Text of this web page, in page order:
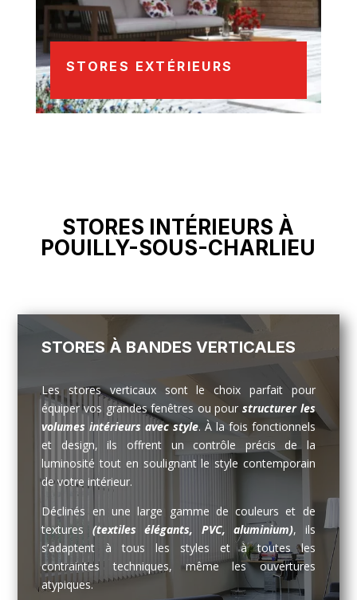
STORES EXTÉRIEURS
STORES INTÉRIEURS À
POUILLY-SOUS-CHARLIEU
STORES À BANDES VERTICALES
Les stores verticaux sont le choix parfait pour
équiper vos grandes fenêtres ou pour structurer les
volumes intérieurs avec style. À la fois fonctionnels
et design, ils offrent un contrôle précis de la
luminosité tout en soulignant le style contemporain
de votre intérieur.
Déclinés en une large gamme de couleurs et de
textures (textiles élégants, PVC, aluminium), ils
s’adaptent à tous les styles et à toutes les
contraintes techniques, même les ouvertures
atypiques.